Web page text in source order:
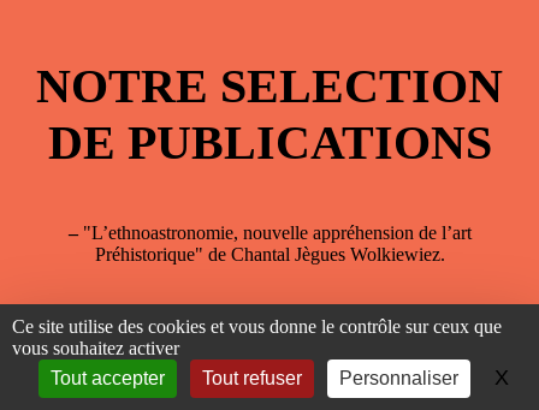
NOTRE SELECTION
DE PUBLICATIONS
–"L’ethnoastronomie, nouvelle appréhension de l’art
Préhistorique" de Chantal Jègues Wolkiewiez.
Bon de souscription
Ce site utilise des cookies et vous donne le contrôle sur ceux que
vous souhaitez activer
Tout accepter
Tout refuser Personnaliser X